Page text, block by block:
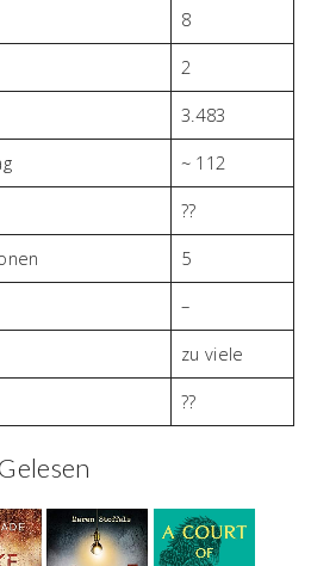
8
2
3.483
~ 112
??
5
–
zu viele
??